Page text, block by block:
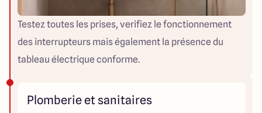
Testez toutes les prises, verifiez le fonctionnement
des interrupteurs mais également la présence du
tableau électrique conforme.
Plomberie et sanitaires